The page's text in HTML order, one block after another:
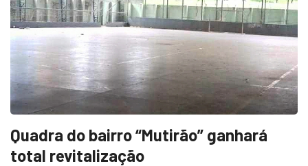
Quadra do bairro “Mutirão” ganhará
total revitalização